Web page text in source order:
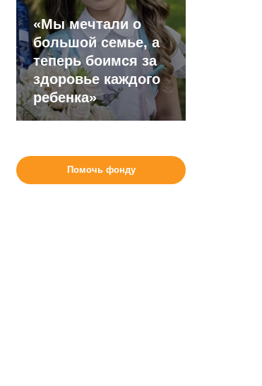
«Мы мечтали о
большой семье, а
теперь боимся за
здоровье каждого
ребенка»
Помочь фонду